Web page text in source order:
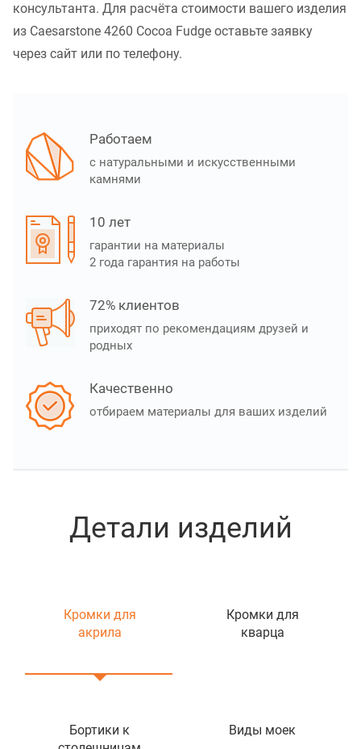
консультанта. Для расчёта стоимости вашего изделия
из Caesarstone 4260 Cocoa Fudge оставьте заявку
через сайт или по телефону.
Работаем
с натуральными и искусственными
камнями
10 лет
гарантии на материалы
2 года гарантия на работы
72% клиентов
приходят по рекомендациям друзей и
родных
Качественно
отбираем материалы для ваших изделий
Детали изделий
Кромки для
акрила
Кромки для
кварца
Бортики к
Виды моек